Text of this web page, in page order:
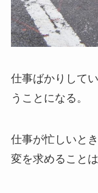
仕事ばかりして
うことになる。
仕事が忙しいと
変を求めること